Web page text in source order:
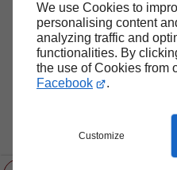
We use Cookies to
personalising content
analyzing traffic and
functionalities. By
the use of Cookies from
Facebook
.
Customize
Haut